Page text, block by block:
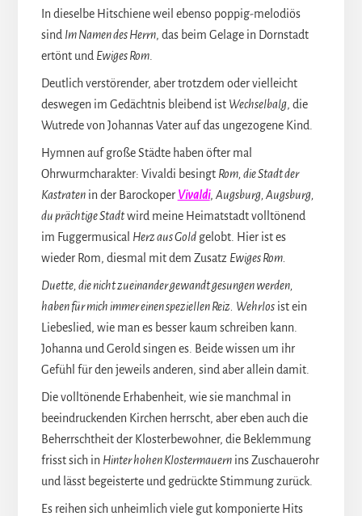
In dieselbe Hitschiene weil ebenso poppig-melodiös
sind Im Namen des Herrn, das beim Gelage in Dornstadt
ertönt und Ewiges Rom.
Deutlich verstörender, aber trotzdem oder vielleicht
deswegen im Gedächtnis bleibend ist Wechselbalg, die
Wutrede von Johannas Vater auf das ungezogene Kind.
Hymnen auf große Städte haben öfter mal
Ohrwurmcharakter: Vivaldi besingt Rom, die Stadt der
Kastratenin der Barockoper Vivaldi, Augsburg, Augsburg,
du prächtige Stadtwird meine Heimatstadt volltönend
im Fuggermusical Herz aus Goldgelobt. Hier ist es
wieder Rom, diesmal mit dem Zusatz Ewiges Rom.
Duette, die nicht zueinander gewandt gesungen werden,
haben für mich immer einen speziellen Reiz. Wehrlosist ein
Liebeslied, wie man es besser kaum schreiben kann.
Johanna und Gerold singen es. Beide wissen um ihr
Gefühl für den jeweils anderen, sind aber allein damit.
Die volltönende Erhabenheit, wie sie manchmal in
beeindruckenden Kirchen herrscht, aber eben auch die
Beherrschtheit der Klosterbewohner, die Beklemmung
frisst sich in Hinter hohen Klostermauernins Zuschauerohr
und lässt begeisterte und gedrückte Stimmung zurück.
Es reihen sich unheimlich viele gut komponierte Hits